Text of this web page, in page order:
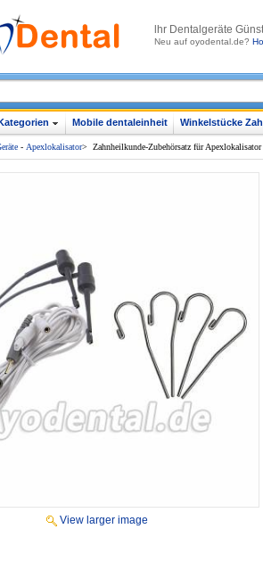
lhr Dentalgeräte
Neu auf oyodental.de?
Mobile dentaleinheit Winkelstücke
- Apexlokalisator> Zahnheilkunde-Zubehörsatz für
View larger image